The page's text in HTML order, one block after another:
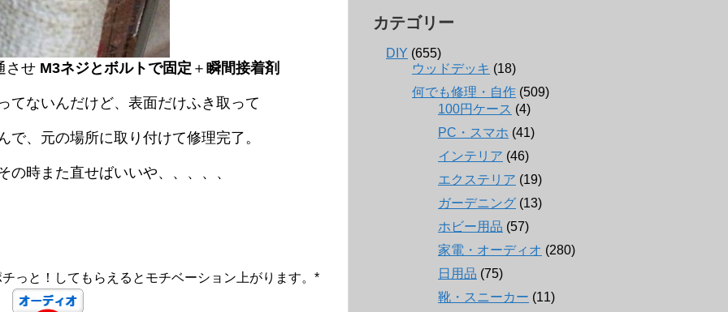
させ M3ネジとボルトで固定 ＋ 瞬間接着剤
てないんだけど、表面だけふき取って
で、元の場所に取り付けて修理完了。
の時また直せばいいや、、、、、
っと！してもらえるとモチベーション上がります。*
カテゴリー
DIY (655)
ウッドデッキ (18)
何でも修理・自作 (509)
100円ケース (4)
PC・スマホ (41)
インテリア (46)
エクステリア (19)
ガーデニング (13)
ホビー用品 (57)
家電・オーディオ (280)
日用品 (75)
靴・スニーカー (11)